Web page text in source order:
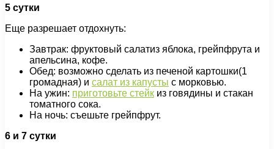
5 сутки
Еще разрешает отдохнуть:
Завтрак: фруктовый салатиз яблока, грейпфрута и
апельсина, кофе.
Обед: возможно сделать из печеной картошки(1
громадная) и салат из капусты с морковью.
На ужин: приготовьте стейк из говядины и стакан
томатного сока.
На ночь: съешьте грейпфрут.
6 и 7 сутки